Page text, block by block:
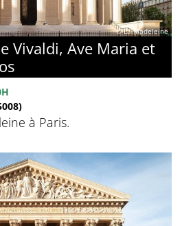
© La Madeleine
Vivaldi, Ave Maria et
à Paris.